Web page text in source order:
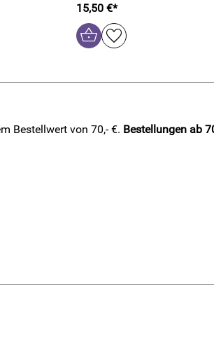
15,50 €*
Bestellwert von 70,- €. Bestellungen ab